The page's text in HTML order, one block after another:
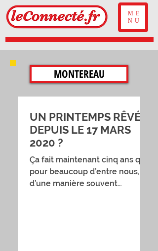
ME
NU
MONTEREAU
UN PRINTEMPS RÊVÉ,
DEPUIS LE 17 MARS
2020 ?
Ça fait maintenant cinq ans que,
pour beaucoup d’entre nous,
d’une manière souvent